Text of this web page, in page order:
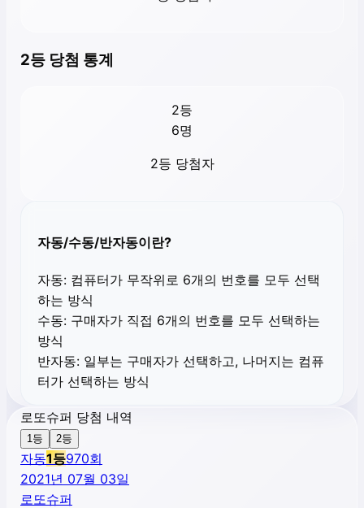
2등 당첨 통계
2등
6명
2등 당첨자
자동/수동/반자동이란?
자동: 컴퓨터가 무작위로 6개의 번호를 모두 선택
하는 방식
수동: 구매자가 직접 6개의 번호를 모두 선택하는
방식
반자동: 일부는 구매자가 선택하고, 나머지는 컴퓨
터가 선택하는 방식
로또슈퍼 당첨 내역
1등 2등
자동1등970회
2021년 07월 03일
로또슈퍼